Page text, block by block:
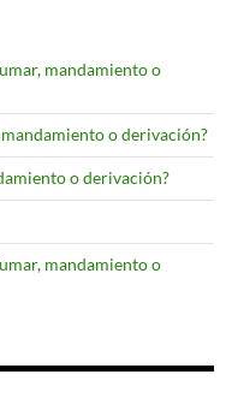
mandamiento o
o derivación?
o derivación?
mandamiento o